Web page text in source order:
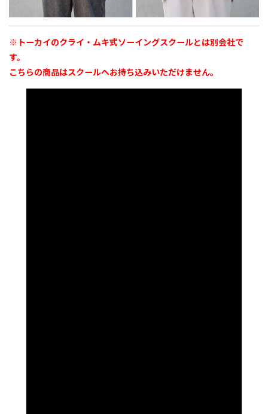
※トーカイのクライ・ムキ式ソーイングスクールとは別会社で
す。
こちらの商品はスクールへお持ち込みいただけません。